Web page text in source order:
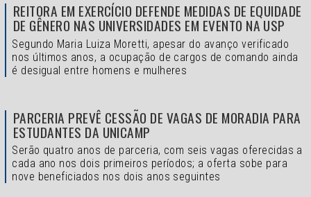
REITORA EM EXERCÍCIO DEFENDE MEDIDAS DE EQUIDADE
DE GÊNERO NAS UNIVERSIDADES EM EVENTO NA USP
Segundo Maria Luiza Moretti, apesar do avanço verificado
nos últimos anos, a ocupação de cargos de comando ainda
é desigual entre homens e mulheres
PARCERIA PREVÊ CESSÃO DE VAGAS DE MORADIA PARA
ESTUDANTES DA UNICAMP
Serão quatro anos de parceria, com seis vagas oferecidas a
cada ano nos dois primeiros períodos; a oferta sobe para
nove beneficiados nos dois anos seguintes